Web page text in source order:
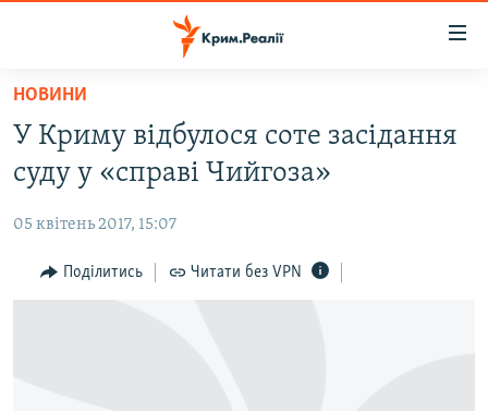
Перейти
основного
матеріалу
Перейти
до
навігації
Перейти
ВОДА.КРИМ
ВІДЕО ТА ФОТО
ПОЛІТИКА
БЛОГИ
НОВИНИ
У Криму відбулося соте засідання
суду у «справі Чийгоза»
05 квітень 2017, 15:07
Поділитись Читати без VPN